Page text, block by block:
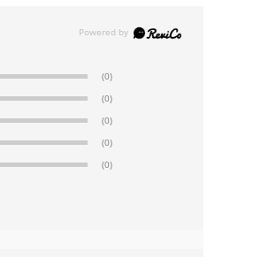
(0)
(0)
(0)
(0)
(0)